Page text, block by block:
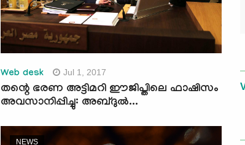
Web desk Jul 1, 2017
തന്റെ ഭരണ അട്ടിമറി ഈജിപ്തിലെ ഫാഷിസം
അവസാനിപ്പിച്ചു: അബ്ദുല്‍...
NEWS